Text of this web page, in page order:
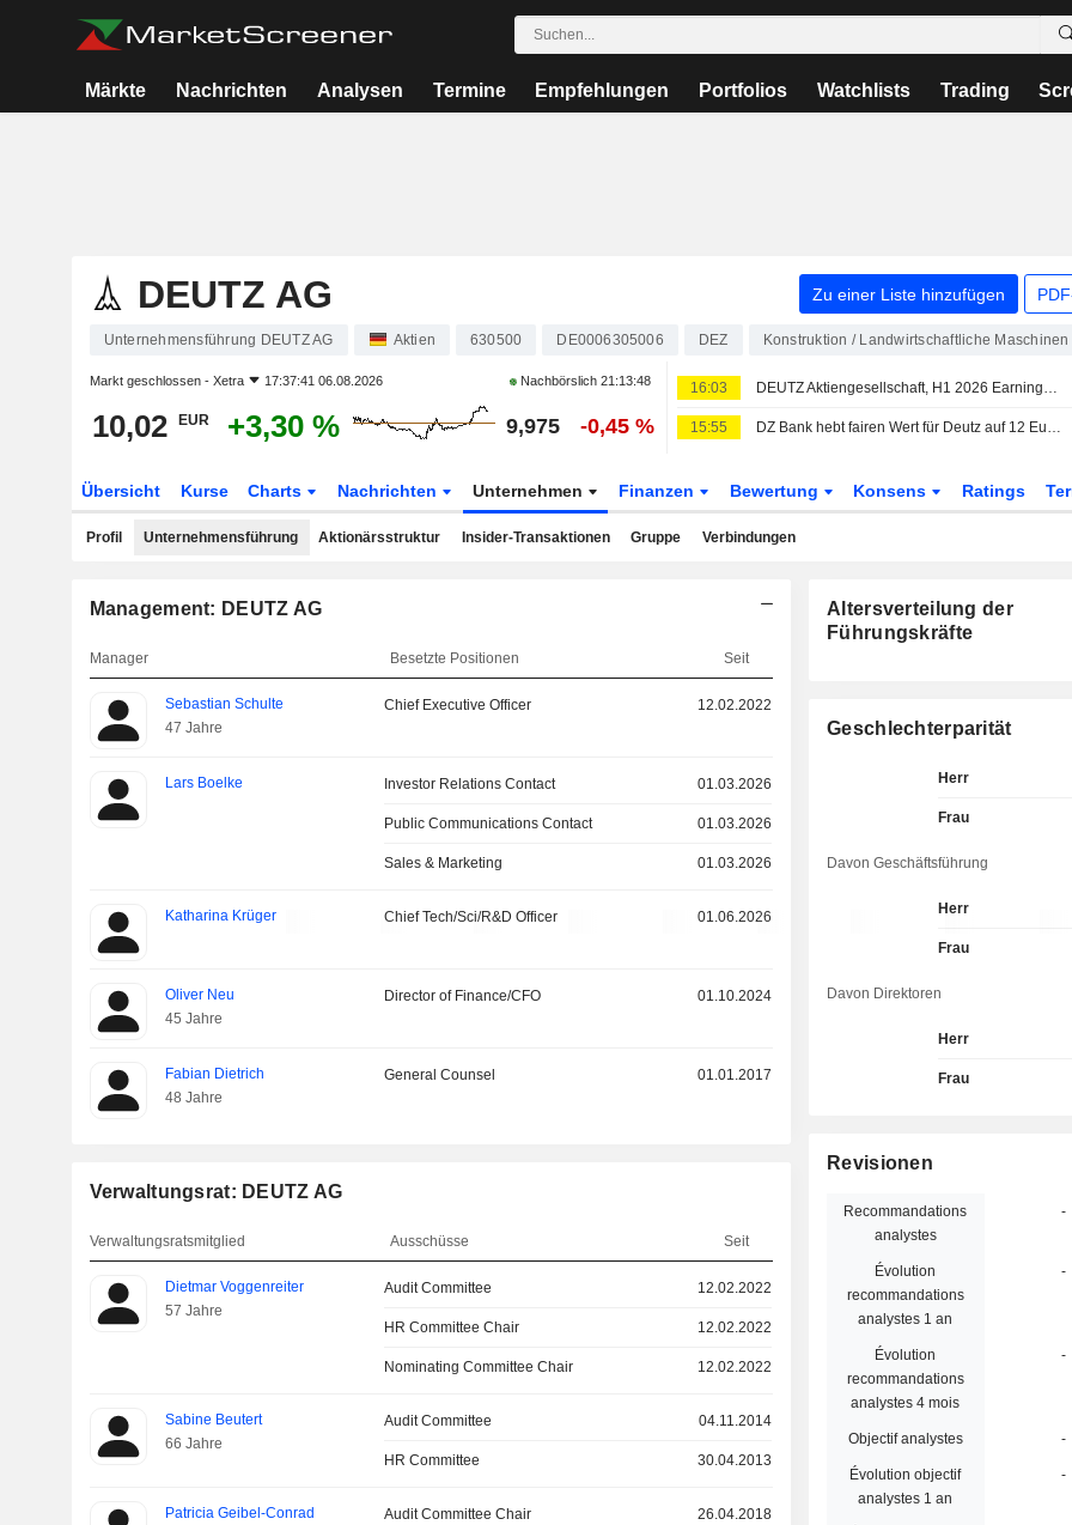
Märkte Nachrichten Analysen Termine Empfehlungen Portfolios Watchlists Trading
DEUTZ AG Zu einer Liste hinzufügen
Unternehmensführung DEUTZ AG Aktien 630500 DE0006305006 DEZ Konstruktion / Landwirtschaftliche Maschinen
Markt geschlossen - Xetra 17:37:41 06.08.2026 Nachbörslich 21:13:48
10,02 EUR +3,30 % 9,975 -0,45 %
16:03 DEUTZ Aktiengesellschaft, H1 2026 Earnings Call, Aug 06, 2026
15:55 DZ Bank hebt fairen Wert für Deutz auf 12 Euro - 'Kaufen'
Übersicht Kurse Charts Nachrichten Unternehmen Finanzen Bewertung Konsens Ratings
Profil Unternehmensführung Aktionärsstruktur Insider-Transaktionen Gruppe Verbindungen
Management: DEUTZ AG
Manager Besetzte Positionen Seit
Sebastian Schulte
47 Jahre
Chief Executive Officer 12.02.2022
Lars Boelke Investor Relations Contact 01.03.2026
Public Communications Contact 01.03.2026
Sales & Marketing 01.03.2026
Katharina Krüger Chief Tech/Sci/R&D Officer 01.06.2026
Oliver Neu
45 Jahre
Director of Finance/CFO 01.10.2024
Fabian Dietrich
48 Jahre
General Counsel 01.01.2017
Verwaltungsrat: DEUTZ AG
Verwaltungsratsmitglied Ausschüsse Seit
Dietmar Voggenreiter
57 Jahre
Audit Committee 12.02.2022
HR Committee Chair 12.02.2022
Nominating Committee Chair 12.02.2022
Sabine Beutert
66 Jahre
Audit Committee 04.11.2014
HR Committee 30.04.2013
Patricia Geibel-Conrad
Audit Committee Chair 26.04.2018
Altersverteilung der
Führungskräfte
Geschlechterparität
Herr
Frau
Davon Geschäftsführung
Herr
Frau
Davon Direktoren
Herr
Frau
Revisionen
Recommandations
analystes
-
Évolution
recommandations
analystes 1 an
-
Évolution
recommandations
analystes 4 mois
-
Objectif analystes -
Évolution objectif
analystes 1 an
-